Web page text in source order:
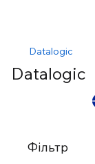
Datalogic
Datalogic
Фільтр